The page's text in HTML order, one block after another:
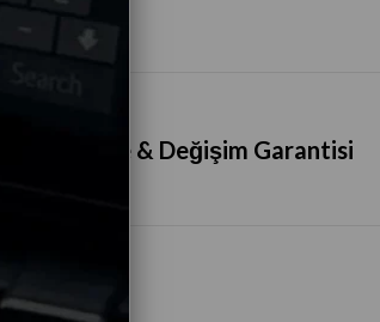
İade & Değişim Garantisi